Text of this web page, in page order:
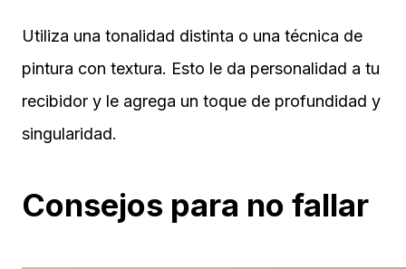
Utiliza una tonalidad distinta o una técnica de
pintura con textura. Esto le da personalidad a tu
recibidor y le agrega un toque de profundidad y
singularidad.
Consejos para no fallar